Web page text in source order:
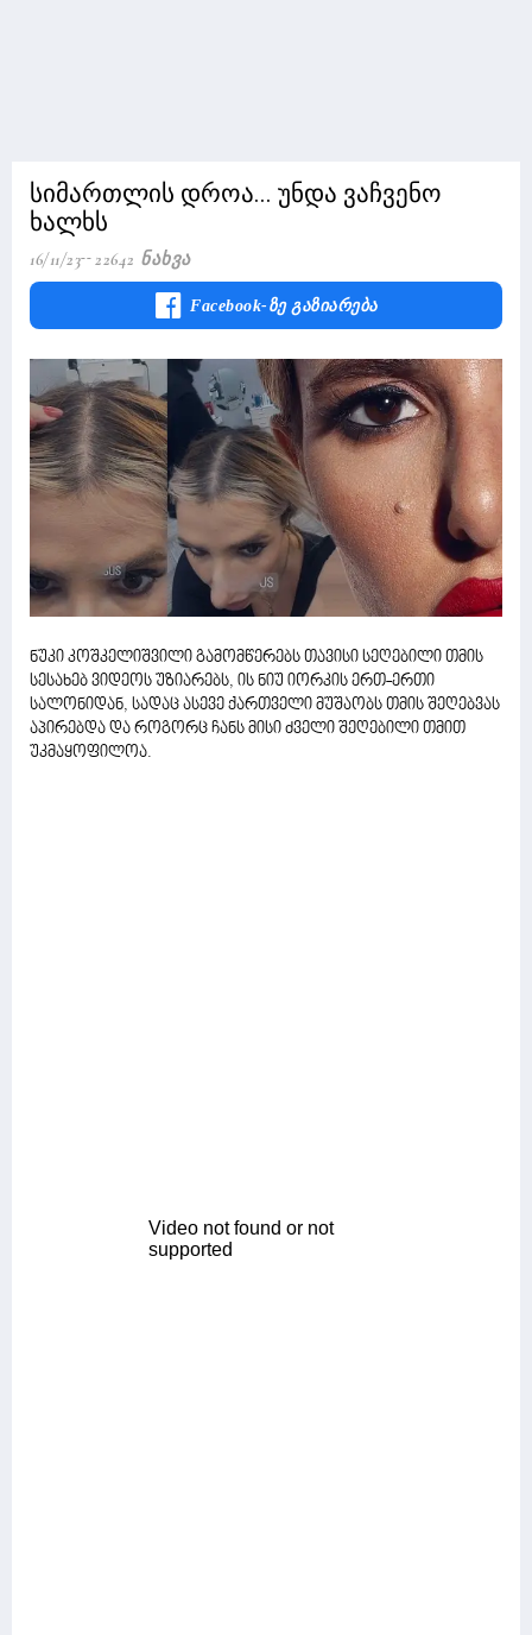
სიმართლის დროა... უნდა ვაჩვენო
ხალხს
16/11/23 22642 Ნახვა
Facebook-Ზე Გაზიარება
ნუკი კოშკელიშვილი გამომწერებს თავისი სეღებილი თმის
სესახებ ვიდეოს უზიარებს, ის ნიუ იორკის ერთ-ერთი
სალონიდან, სადაც ასევე ქართველი მუშაობს თმის შეღებვას
აპირებდა და როგორც ჩანს მისი ძველი შეღებილი თმით
უკმაყოფილოა.